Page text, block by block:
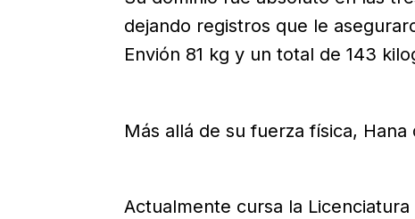
dejando registros que le
Envión 81 kg y un total de 143
Más allá de su fuerza física,
Actualmente cursa la